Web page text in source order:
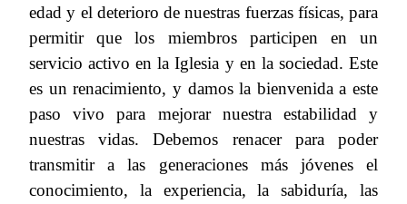
edad y el deterioro de nuestras fuerzas físicas, para
permitir que los miembros participen en un
servicio activo en la Iglesia y en la sociedad. Este
es un renacimiento, y damos la bienvenida a este
paso vivo para mejorar nuestra estabilidad y
nuestras vidas. Debemos renacer para poder
transmitir a las generaciones más jóvenes el
conocimiento, la experiencia, la sabiduría, las